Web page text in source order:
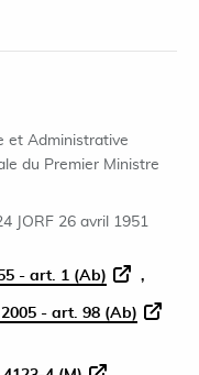
et Administrative
du Premier Ministre
JORF 26 avril 1951
- art. 1 (Ab)
- art. 98 (Ab)